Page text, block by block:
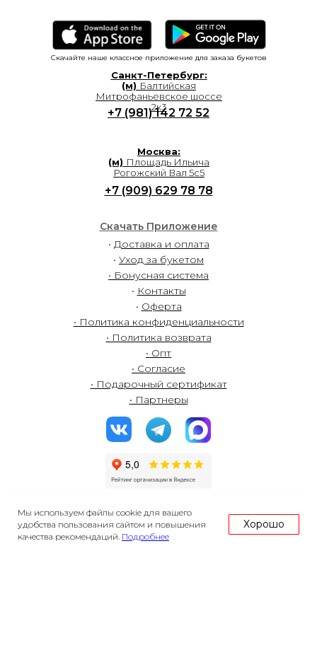
• Доставка и оплата
• Уход за букетом
• Бонусная система
• Контакты
• Оферта
• Политика конфиденциальности
• Политика возврата
• Опт
• Согласие
• Подарочный сертификат
• Партнеры
+7 (909) 629 78 78
Санкт-Петербург:
(м) Балтийская
Митрофаньевское шоссе
2к3
Скачать Приложение
+7 (981) 142 72 52
роза78.ру - цветы с гордостью выращенные в России
Первый Цветочный Рынок ООО
ОГРН 1247800113032
Москва:
(м) Площадь Ильича
Рогожский Вал 5с5
Скачайте наше классное приложение для заказа букетов
Мы используем файлы cookie для вашего
удобства пользования сайтом и повышения
качества рекомендаций. Подробнее
Хорошо